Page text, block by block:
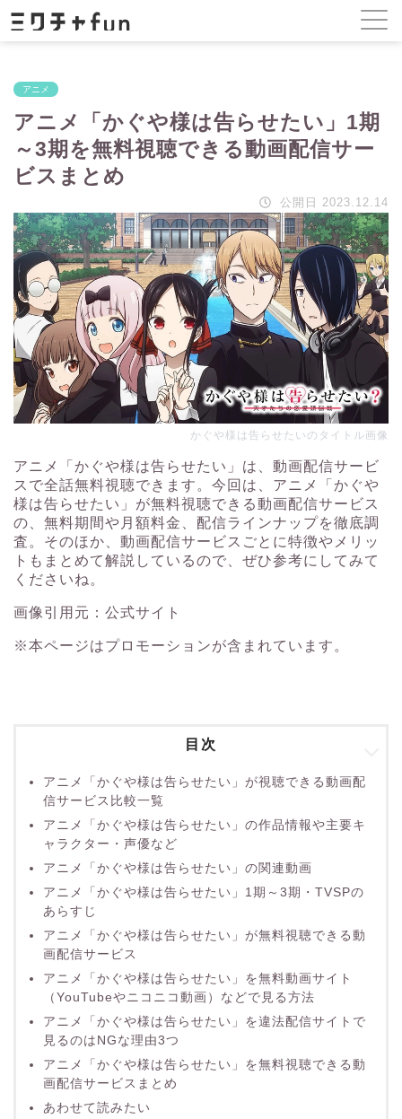
アニメ
アニメ「かぐや様は告らせたい」1期
～3期を無料視聴できる動画配信サー
ビスまとめ
公開日 2023.12.14
かぐや様は告らせたいのタイトル画像
アニメ「かぐや様は告らせたい」は、動画配信サービ
スで全話無料視聴できます。今回は、アニメ「かぐや
様は告らせたい」が無料視聴できる動画配信サービス
の、無料期間や月額料金、配信ラインナップを徹底調
査。そのほか、動画配信サービスごとに特徴やメリッ
トもまとめて解説しているので、ぜひ参考にしてみて
くださいね。
画像引用元： 公式サイト
※本ページはプロモーションが含まれています。
目次
アニメ「かぐや様は告らせたい」が視聴できる動画配
信サービス比較一覧
アニメ「かぐや様は告らせたい」の作品情報や主要キ
ャラクター・声優など
アニメ「かぐや様は告らせたい」の関連動画
アニメ「かぐや様は告らせたい」1期～3期・TVSPの
あらすじ
アニメ「かぐや様は告らせたい」が無料視聴できる動
画配信サービス
アニメ「かぐや様は告らせたい」を無料動画サイト
（YouTubeやニコニコ動画）などで見る方法
アニメ「かぐや様は告らせたい」を違法配信サイトで
見るのはNGな理由3つ
アニメ「かぐや様は告らせたい」を無料視聴できる動
画配信サービスまとめ
あわせて読みたい